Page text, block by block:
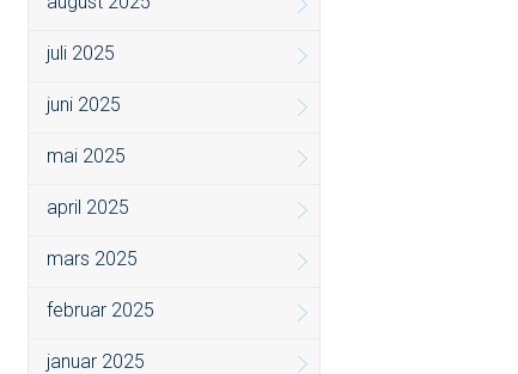
juli 2025
juni 2025
mai 2025
april 2025
mars 2025
februar 2025
januar 2025